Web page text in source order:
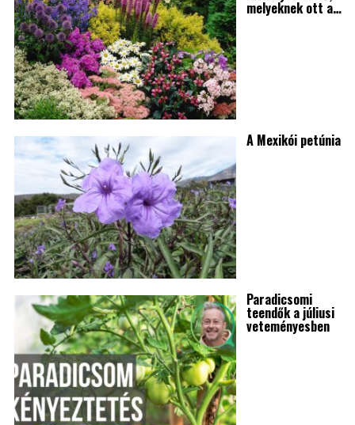
melyeknek ott a…
A Mexikói petúnia
Paradicsomi
teendők a júliusi
veteményesben